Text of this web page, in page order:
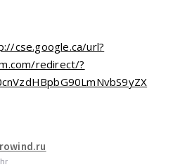
cse.google.ca/url?
redirect/?